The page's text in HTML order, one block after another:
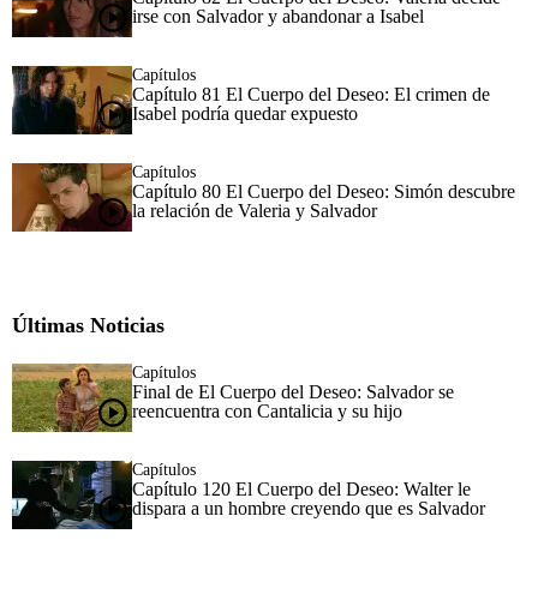
irse con Salvador y abandonar a Isabel
Capítulos
Capítulo 81 El Cuerpo del Deseo: El crimen de
Isabel podría quedar expuesto
Capítulos
Capítulo 80 El Cuerpo del Deseo: Simón descubre
la relación de Valeria y Salvador
Últimas Noticias
Capítulos
Final de El Cuerpo del Deseo: Salvador se
reencuentra con Cantalicia y su hijo
Capítulos
Capítulo 120 El Cuerpo del Deseo: Walter le
dispara a un hombre creyendo que es Salvador